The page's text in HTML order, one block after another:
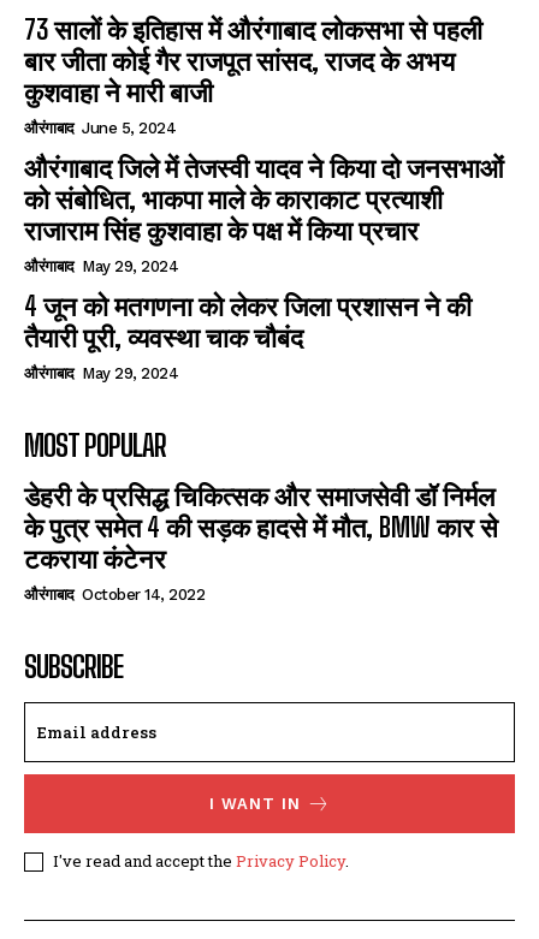
73 सालों के इतिहास में औरंगाबाद लोकसभा से पहली
बार जीता कोई गैर राजपूत सांसद, राजद के अभय
कुशवाहा ने मारी बाजी
औरंगाबाद June 5, 2024
औरंगाबाद जिले में तेजस्वी यादव ने किया दो जनसभाओं
को संबोधित, भाकपा माले के काराकाट प्रत्याशी
राजाराम सिंह कुशवाहा के पक्ष में किया प्रचार
औरंगाबाद May 29, 2024
4 जून को मतगणना को लेकर जिला प्रशासन ने की
तैयारी पूरी, व्यवस्था चाक चौबंद
औरंगाबाद May 29, 2024
MOST POPULAR
डेहरी के प्रसिद्ध चिकित्सक और समाजसेवी डॉ निर्मल
के पुत्र समेत 4 की सड़क हादसे में मौत, BMW कार से
टकराया कंटेनर
औरंगाबाद October 14, 2022
SUBSCRIBE
I WANT IN
I've read and accept the Privacy Policy.